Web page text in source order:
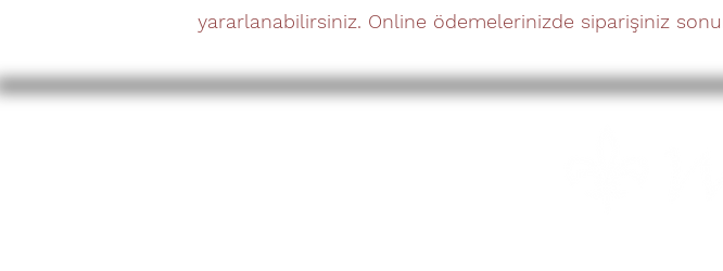
yararlanabilirsiniz. Online ödemelerinizde siparişiniz